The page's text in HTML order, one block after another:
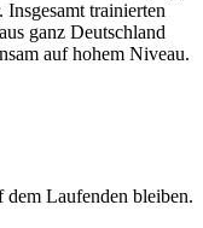
trainierten
ganz Deutschland
auf hohem Niveau.
Laufenden bleiben.